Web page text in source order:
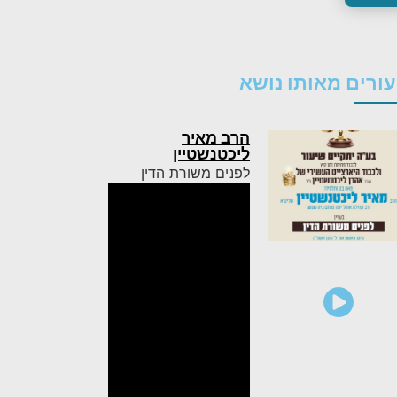
מאותו נושא
הרב מאיר
ליכטנשטיין
לפנים משורת הדין